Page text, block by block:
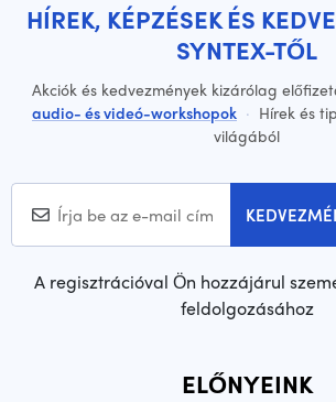
HÍREK, KÉPZÉSEK ÉS
SYNTEX-TŐL
Akciók és kedvezmények kizárólag
audio- és videó-workshopok · Hírek és
világából
A regisztrációval Ön hozzájárul
feldolgozásához
ELŐNYEINK